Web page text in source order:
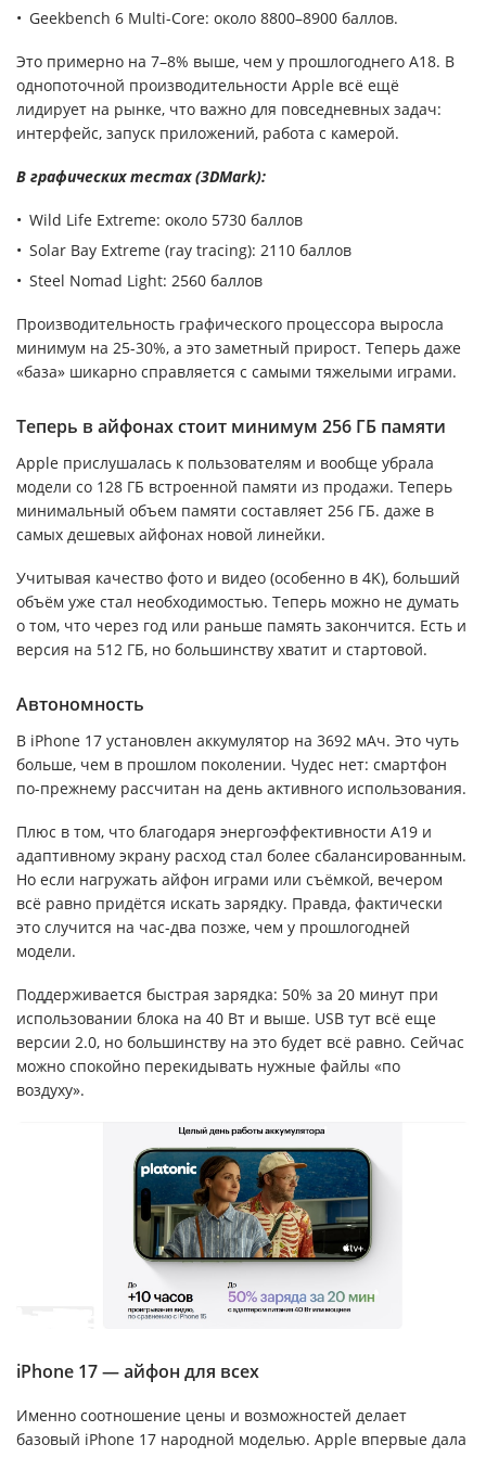
Geekbench 6 Multi-Core: около 8800–8900 баллов.
Это примерно на 7–8% выше, чем у прошлогоднего A18. В
однопоточной производительности Apple всё ещё
лидирует на рынке, что важно для повседневных задач:
интерфейс, запуск приложений, работа с камерой.
В графических тестах (3DMark):
Wild Life Extreme: около 5730 баллов
Solar Bay Extreme (ray tracing): 2110 баллов
Steel Nomad Light: 2560 баллов
Производительность графического процессора выросла
минимум на 25-30%, а это заметный прирост. Теперь даже
«база» шикарно справляется с самыми тяжелыми играми.
Теперь в айфонах стоит минимум 256 ГБ памяти
Apple прислушалась к пользователям и вообще убрала
модели со 128 ГБ встроенной памяти из продажи. Теперь
минимальный объем памяти составляет 256 ГБ. даже в
самых дешевых айфонах новой линейки.
Учитывая качество фото и видео (особенно в 4K), больший
объём уже стал необходимостью. Теперь можно не думать
о том, что через год или раньше память закончится. Есть и
версия на 512 ГБ, но большинству хватит и стартовой.
Автономность
В iPhone 17 установлен аккумулятор на 3692 мАч. Это чуть
больше, чем в прошлом поколении. Чудес нет: смартфон
по-прежнему рассчитан на день активного использования.
Плюс в том, что благодаря энергоэффективности A19 и
адаптивному экрану расход стал более сбалансированным.
Но если нагружать айфон играми или съёмкой, вечером
всё равно придётся искать зарядку. Правда, фактически
это случится на час-два позже, чем у прошлогодней
модели.
Поддерживается быстрая зарядка: 50% за 20 минут при
использовании блока на 40 Вт и выше. USB тут всё еще
версии 2.0, но большинству на это будет всё равно. Сейчас
можно спокойно перекидывать нужные файлы «по
воздуху».
iPhone 17 — айфон для всех
Именно соотношение цены и возможностей делает
базовый iPhone 17 народной моделью. Apple впервые дала